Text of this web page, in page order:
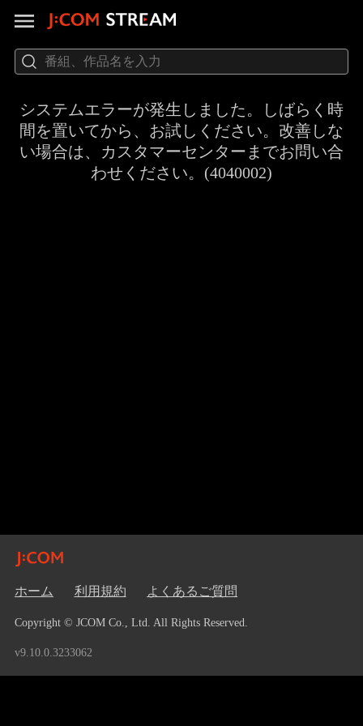
システムエラーが発生しました。しばらく時
間を置いてから、お試しください。改善しな
い場合は、カスタマーセンターまでお問い合
わせください。(4040002)
ホーム 利用規約 よくあるご質問
Copyright © JCOM Co., Ltd. All Rights Reserved.
v9.10.0.3233062